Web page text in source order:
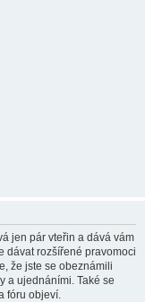
jen pár vteřin a dává vám
dávat rozšířené pravomoci
že jste se obeznámili
a ujednáními. Také se
fóru objeví.